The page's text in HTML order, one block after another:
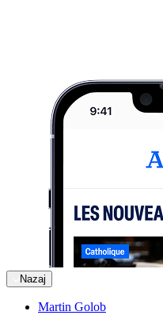
Nazaj
Martin Golob